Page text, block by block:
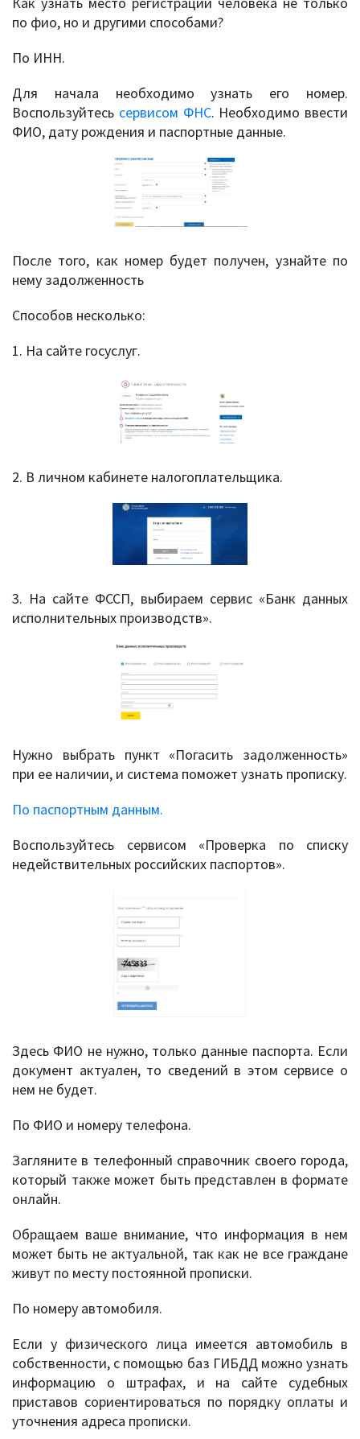
по фио, но и другими способами?
По ИНН.
Для начала необходимо узнать его номер.
Воспользуйтесь сервисом ФНС. Необходимо ввести
ФИО, дату рождения и паспортные данные.
После того, как номер будет получен, узнайте по
нему задолженность
Способов несколько:
1. На сайте госуслуг.
2. В личном кабинете налогоплательщика.
3. На сайте ФССП, выбираем сервис «Банк данных
исполнительных производств».
Нужно выбрать пункт «Погасить задолженность»
при ее наличии, и система поможет узнать прописку.
По паспортным данным.
Воспользуйтесь сервисом «Проверка по списку
недействительных российских паспортов».
Здесь ФИО не нужно, только данные паспорта. Если
документ актуален, то сведений в этом сервисе о
нем не будет.
По ФИО и номеру телефона.
Загляните в телефонный справочник своего города,
который также может быть представлен в формате
онлайн.
Обращаем ваше внимание, что информация в нем
может быть не актуальной, так как не все граждане
живут по месту постоянной прописки.
По номеру автомобиля.
Если у физического лица имеется автомобиль в
собственности, с помощью баз ГИБДД можно узнать
информацию о штрафах, и на сайте судебных
приставов сориентироваться по порядку оплаты и
уточнения адреса прописки.